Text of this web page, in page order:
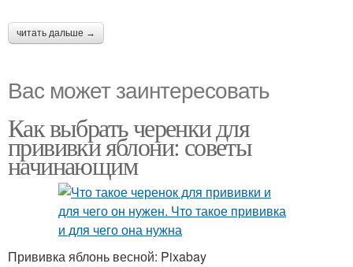
читать дальше →
Вас может заинтересовать
Как выбрать черенки для
прививки яблони: советы
начинающим
Прививка яблонь весной: Pixabay